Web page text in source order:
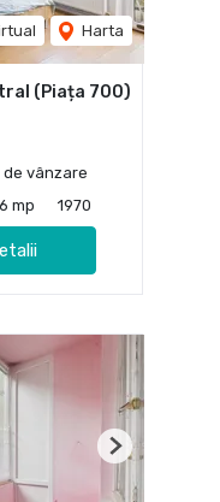
Harta
(Piața 700)
vânzare
mp 1970
Next